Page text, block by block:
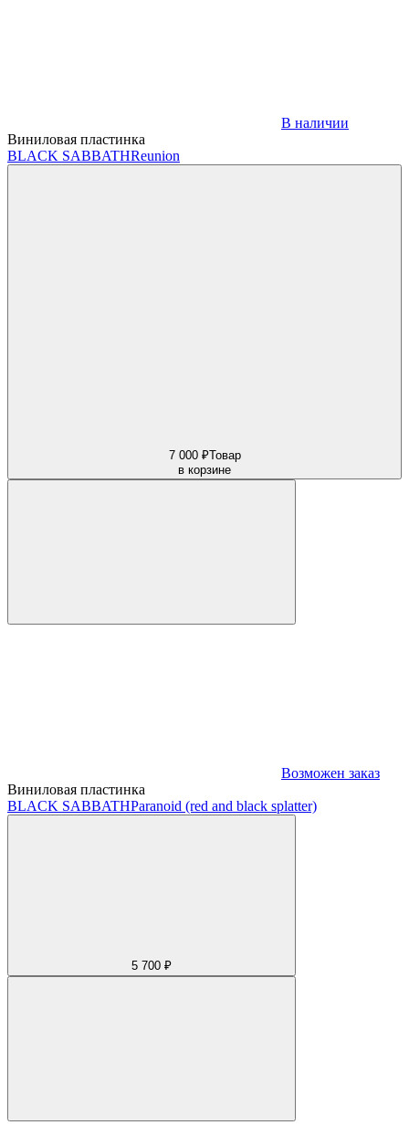
В наличии
Виниловая пластинка
BLACK SABBATHReunion
7 000 ₽Товар
в корзине
Возможен заказ
Виниловая пластинка
BLACK SABBATHParanoid (red and black splatter)
5 700 ₽